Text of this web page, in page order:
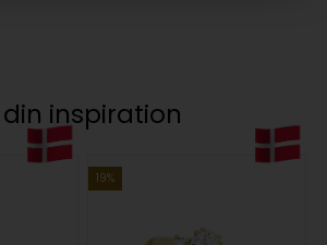
inspiration
19%